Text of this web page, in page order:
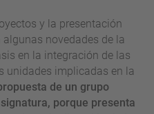
y la presentación
novedades de la
en la integración de las
unidades implicadas en la
de un grupo
porque presenta